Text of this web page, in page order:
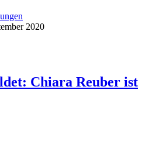
2020
Chiara Reuber ist